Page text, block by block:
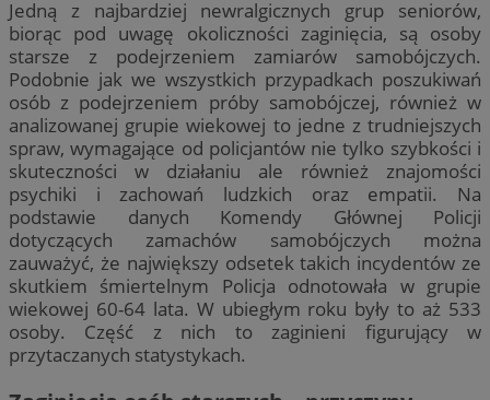
Jedną z najbardziej newralgicznych grup seniorów,
biorąc pod uwagę okoliczności zaginięcia, są osoby
starsze z podejrzeniem zamiarów samobójczych.
Podobnie jak we wszystkich przypadkach poszukiwań
osób z podejrzeniem próby samobójczej, również w
analizowanej grupie wiekowej to jedne z trudniejszych
spraw, wymagające od policjantów nie tylko szybkości i
skuteczności w działaniu ale również znajomości
psychiki i zachowań ludzkich oraz empatii. Na
podstawie danych Komendy Głównej Policji
dotyczących zamachów samobójczych można
zauważyć, że największy odsetek takich incydentów ze
skutkiem śmiertelnym Policja odnotowała w grupie
wiekowej 60-64 lata. W ubiegłym roku były to aż 533
osoby. Część z nich to zaginieni figurujący w
przytaczanych statystykach.